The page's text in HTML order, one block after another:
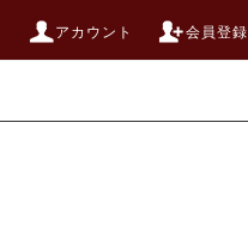
アカウント 会員登録